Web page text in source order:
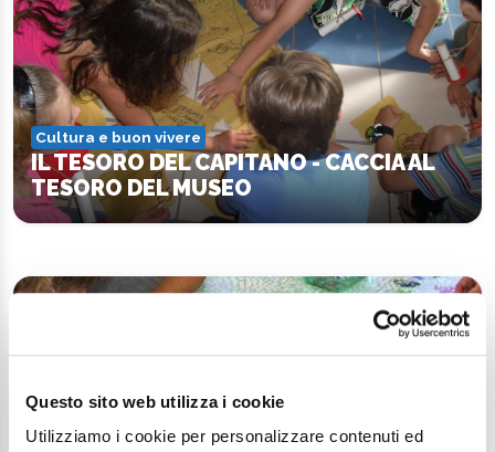
Questo sito web utilizza i cookie
Utilizziamo i cookie per personalizzare contenuti ed
Cultura e buon vivere
IL TESORO DEL CAPITANO - CACCIA AL
TESORO DEL MUSEO